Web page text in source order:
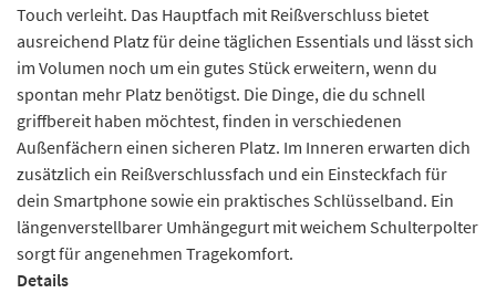
Touch verleiht. Das Hauptfach mit Reißverschluss bietet
ausreichend Platz für deine täglichen Essentials und lässt sich
im Volumen noch um ein gutes Stück erweitern, wenn du
spontan mehr Platz benötigst. Die Dinge, die du schnell
griffbereit haben möchtest, finden in verschiedenen
Außenfächern einen sicheren Platz. Im Inneren erwarten dich
zusätzlich ein Reißverschlussfach und ein Einsteckfach für
dein Smartphone sowie ein praktisches Schlüsselband. Ein
längenverstellbarer Umhängegurt mit weichem Schulterpolter
sorgt für angenehmen Tragekomfort.
Details